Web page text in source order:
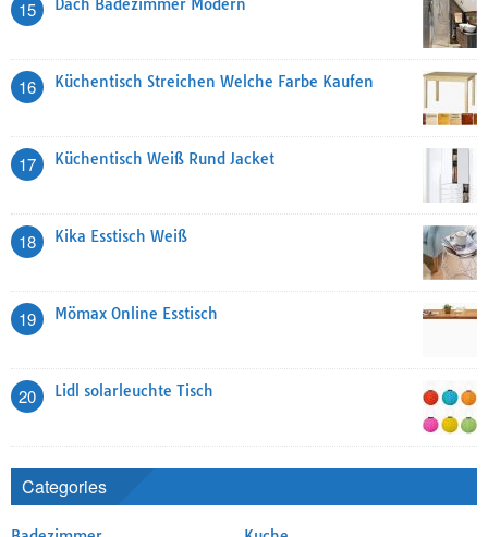
15 Dach Badezimmer Modern
16 Küchentisch Streichen Welche Farbe Kaufen
17 Küchentisch Weiß Rund Jacket
18 Kika Esstisch Weiß
19 Mömax Online Esstisch
20 Lidl solarleuchte Tisch
Categories